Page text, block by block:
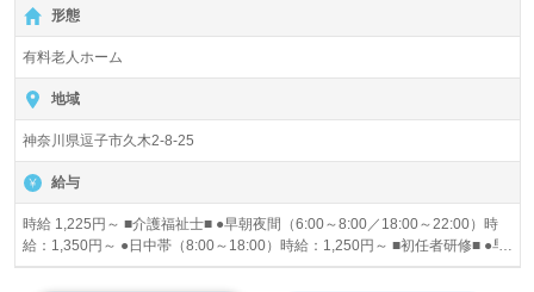
開催中！10時～18時のお好きな時間で、土日祝もＯＫで
す。ご予約お待ちしております！
形態
有料老人ホーム
地域
神奈川県逗子市久木2-8-25
給与
時給 1,225円～ ■介護福祉士■ ●早朝夜間（6:00～8:00／18:00～22:00）時
給：1,350円～ ●日中帯（8:00～18:00）時給：1,250円～ ■初任者研修■ ●早
朝夜間（6:00～8:00／18:00～22:00）時給：1,250円～ ●日中帯（8:00～